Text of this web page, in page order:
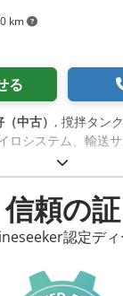
km
る
（中古） , 撹拌タン
ロシステム、輸送
、溶解タンク -ステ
ットル -個々のコ
Tzex Adiek -輸
: 171 kg
信頼の証
認定ディ